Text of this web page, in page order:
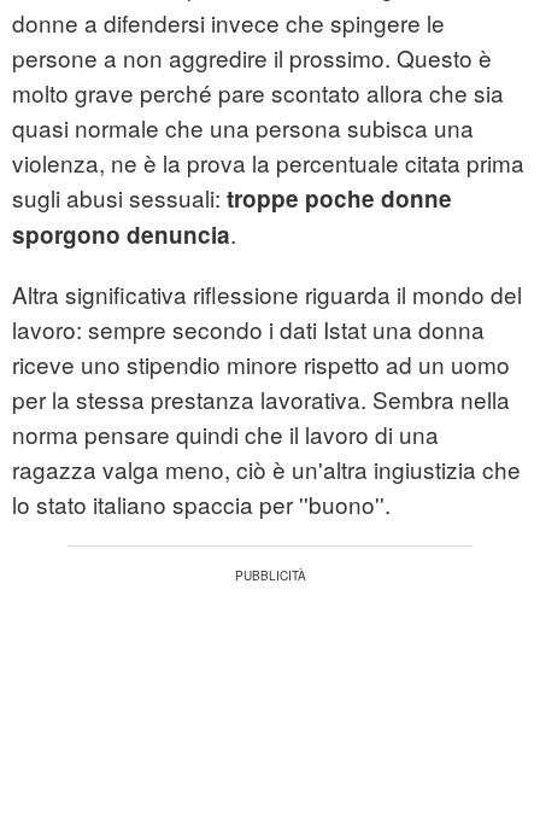
donne a difendersi invece che spingere le
persone a non aggredire il prossimo. Questo è
molto grave perché pare scontato allora che sia
quasi normale che una persona subisca una
violenza, ne è la prova la percentuale citata prima
sugli abusi sessuali: troppe poche donne
sporgono denuncia.
Altra significativa riflessione riguarda il mondo del
lavoro: sempre secondo i dati Istat una donna
riceve uno stipendio minore rispetto ad un uomo
per la stessa prestanza lavorativa. Sembra nella
norma pensare quindi che il lavoro di una
ragazza valga meno, ciò è un'altra ingiustizia che
lo stato italiano spaccia per ''buono''.